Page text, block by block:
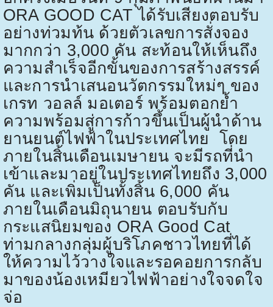
ORA GOOD CATได้รับเสียงตอบรับ
อย่างท่วมท้น ด้วยตัวเลขการสั่งจอง
มากกว่า 3,000 คัน สะท้อนให้เห็นถึง
ความสำเร็จอีกขั้นของการสร้างสรรค์
และการนำเสนอนวัตกรรมใหม่ๆ ของ
เกรท วอลล์ มอเตอร์ พร้อมตอกย้ำ
ความพร้อมสู่การก้าวขึ้นเป็นผู้นำด้าน
ยานยนต์ไฟฟ้าในประเทศไทย โดย
ภายในสิ้นเดือนเมษายน จะมีรถที่นำ
เข้าและมาอยู่ในประเทศไทยถึง 3,000
คัน และเพิ่มเป็นทั้งสิ้น 6,000 คัน
ภายในเดือนมิถุนายน ตอบรับกับ
กระแสนิยมของ ORA Good Cat
ท่ามกลางกลุ่มผู้บริโภคชาวไทยที่ได้
ให้ความไว้วางใจและรอคอยการกลับ
มาของน้องเหมียวไฟฟ้าอย่างใจจดใจ
จ่อ